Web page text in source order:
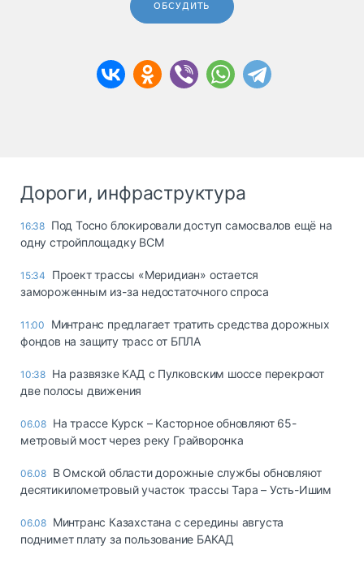
ОБСУДИТЬ
Дороги, инфраструктура
16:38 Под Тосно блокировали доступ самосвалов ещё на
одну стройплощадку ВСМ
15:34
Проект трассы «Меридиан» остается
замороженным из-за недостаточного спроса
11:00
Минтранс предлагает тратить средства дорожных
фондов на защиту трасс от БПЛА
10:38 На развязке КАД с Пулковским шоссе перекроют
две полосы движения
06.08 На трассе Курск – Касторное обновляют 65-
метровый мост через реку Грайворонка
06.08 В Омской области дорожные службы обновляют
десятикилометровый участок трассы Тара – Усть-Ишим
06.08 Минтранс Казахстана с середины августа
поднимет плату за пользование БАКАД